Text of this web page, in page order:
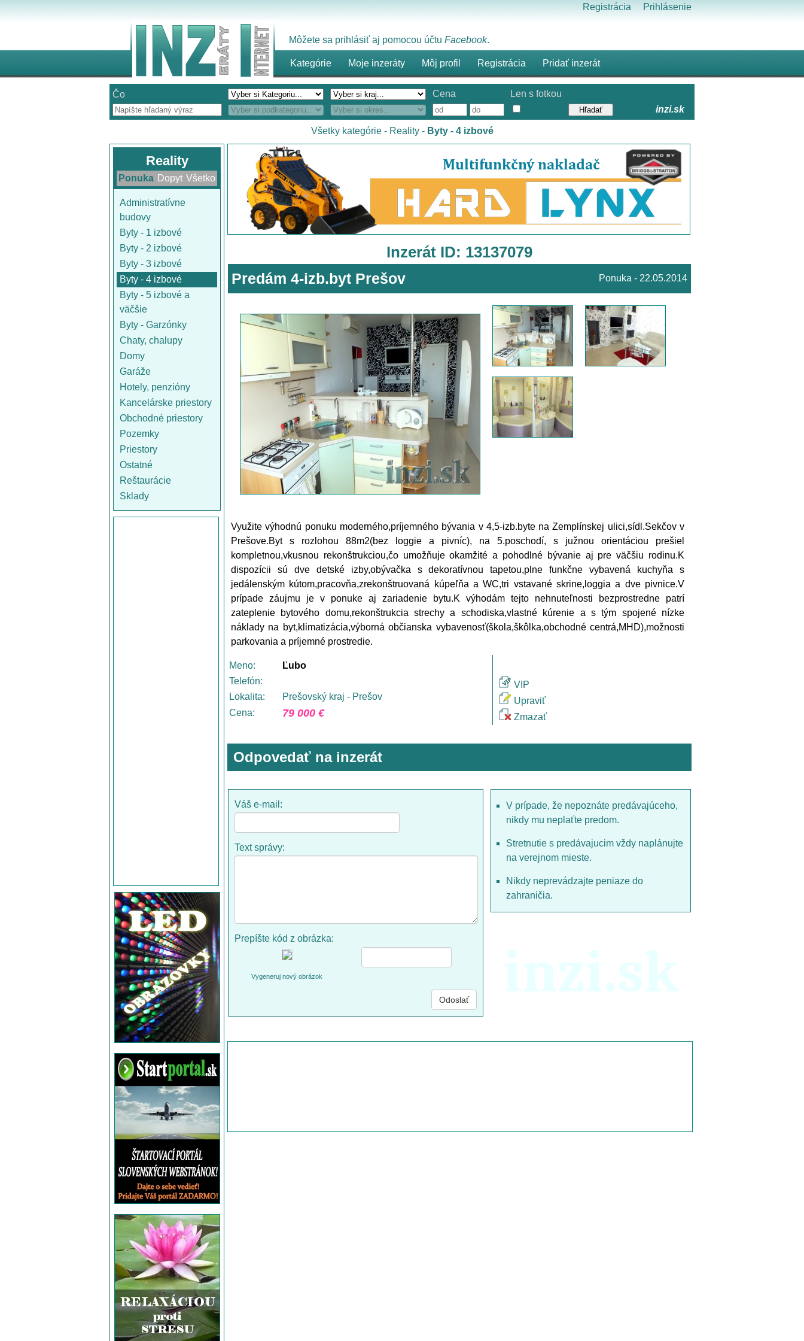
Registrácia Prihlásenie
Môžete sa prihlásiť aj pomocou účtu Facebook.
Kategórie Moje inzeráty Môj profil Registrácia Pridať inzerát
Čo Cena
Len s fotkou
inzi.sk
Všetky kategórie- Reality- Byty - 4 izbové
Reality
Ponuka Dopyt Všetko
Administratívne
budovy
Byty - 1 izbové
Byty - 2 izbové
Byty - 3 izbové
Byty - 4 izbové
Byty - 5 izbové a
väčšie
Byty - Garzónky
Chaty, chalupy
Domy
Garáže
Hotely, penzióny
Kancelárske priestory
Obchodné priestory
Pozemky
Priestory
Ostatné
Reštaurácie
Sklady
Inzerát ID: 13137079
Predám 4-izb.byt Prešov
Ponuka - 22.05.2014
Využite výhodnú ponuku moderného,príjemného bývania v 4,5-izb.byte na Zemplínskej ulici,sídl.Sekčov v
Prešove.Byt s rozlohou 88m2(bez loggie a pivníc), na 5.poschodí, s južnou orientáciou prešiel
kompletnou,vkusnou rekonštrukciou,čo umožňuje okamžité a pohodlné bývanie aj pre väčšiu rodinu.K
dispozícii sú dve detské izby,obývačka s dekoratívnou tapetou,plne funkčne vybavená kuchyňa s
jedálenským kútom,pracovňa,zrekonštruovaná kúpeľňa a WC,tri vstavané skrine,loggia a dve pivnice.V
prípade záujmu je v ponuke aj zariadenie bytu.K výhodám tejto nehnuteľnosti bezprostredne patrí
zateplenie bytového domu,rekonštrukcia strechy a schodiska,vlastné kúrenie a s tým spojené nízke
náklady na byt,klimatizácia,výborná občianska vybavenosť(škola,škôlka,obchodné centrá,MHD),možnosti
parkovania a príjemné prostredie.
Meno:
Ľubo
Telefón:
Lokalita:
Prešovský kraj - Prešov
Cena:
79 000 €
VIP
Upraviť
Zmazať
Odpovedať na inzerát
Váš e-mail:
Text správy:
Prepíšte kód z obrázka:
Vygeneruj nový obrázok
V prípade, že nepoznáte predávajúceho,
nikdy mu neplaťte predom.
Stretnutie s predávajucim vždy naplánujte
na verejnom mieste.
Nikdy neprevádzajte peniaze do
zahraničia.